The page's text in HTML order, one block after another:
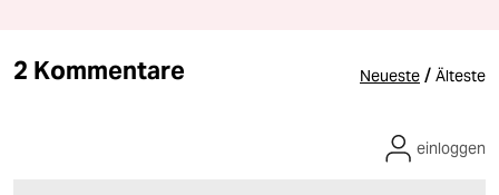
2 Kommentare Neueste / Älteste
einloggen